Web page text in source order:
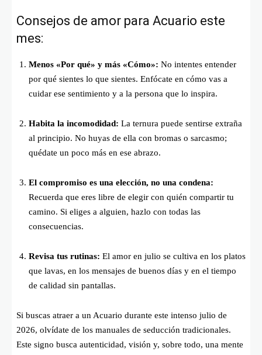
Consejos de amor para Acuario este
mes:
Menos «Por qué» y más «Cómo»: No intentes entender
por qué sientes lo que sientes. Enfócate en cómo vas a
cuidar ese sentimiento y a la persona que lo inspira.
Habita la incomodidad: La ternura puede sentirse extraña
al principio. No huyas de ella con bromas o sarcasmo;
quédate un poco más en ese abrazo.
El compromiso es una elección, no una condena:
Recuerda que eres libre de elegir con quién compartir tu
camino. Si eliges a alguien, hazlo con todas las
consecuencias.
Revisa tus rutinas: El amor en julio se cultiva en los platos
que lavas, en los mensajes de buenos días y en el tiempo
de calidad sin pantallas.
Si buscas atraer a un Acuario durante este intenso julio de
2026, olvídate de los manuales de seducción tradicionales.
Este signo busca autenticidad, visión y, sobre todo, una mente